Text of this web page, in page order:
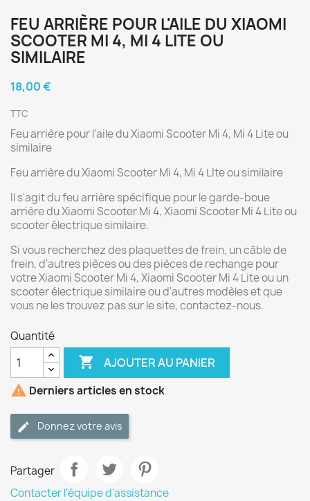
FEU ARRIÈRE POUR L'AILE DU XIAOMI
SCOOTER MI 4, MI 4 LITE OU
SIMILAIRE
18,00 €
TTC
Feu arrière pour l'aile du Xiaomi Scooter Mi 4, Mi 4 Lite ou
similaire
Feu arrière du Xiaomi Scooter Mi 4, Mi 4 LIte ou similaire
Il s'agit du feu arrière spécifique pour le garde-boue
arrière du Xiaomi Scooter Mi 4, Xiaomi Scooter Mi 4 Lite ou
scooter électrique similaire.
Si vous recherchez des plaquettes de frein, un câble de
frein, d'autres pièces ou des pièces de rechange pour
votre Xiaomi Scooter Mi 4, Xiaomi Scooter Mi 4 Lite ou un
scooter électrique similaire ou d'autres modèles et que
vous ne les trouvez pas sur le site, contactez-nous.
Quantité
 AJOUTER AU PANIER
 Derniers articles en stock
Donnez votre avis
Partager
Contacter l'équipe d'assistance